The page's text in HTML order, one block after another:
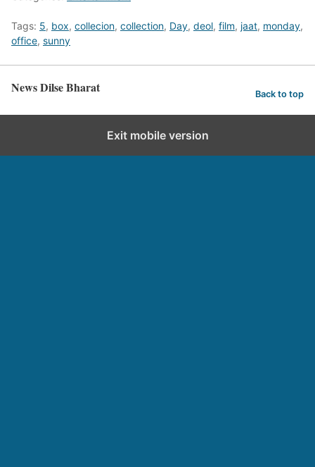
Tags: 5, box, collecion, collection, Day, deol, film, jaat, monday,
office, sunny
News Dilse Bharat Back to top
Exit mobile version